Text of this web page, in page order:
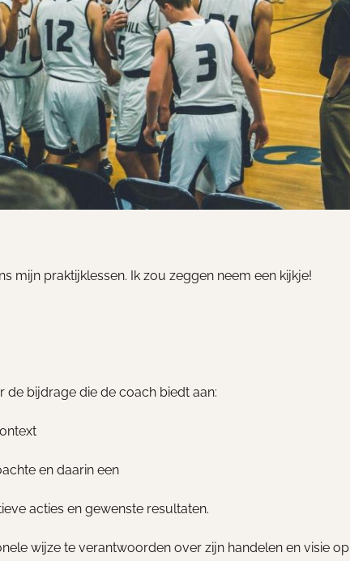
mijn praktijklessen. Ik zou zeggen neem een kijkje!
bijdrage die de coach biedt aan:
en daarin een
acties en gewenste resultaten.
wijze te verantwoorden over zijn handelen en visie op